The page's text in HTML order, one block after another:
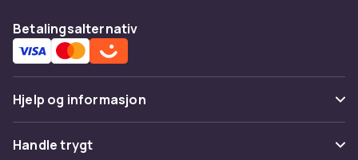
Betalingsalternativ
Hjelp og informasjon
Vanlige spørsmål
Handle trygt